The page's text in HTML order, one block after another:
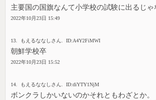
主要国の国旗なんて小学校の試験に出るじゃ
2022年10月23日 15:49
13. もえるななしさん. ID:A4Y2FiMWI
朝鮮学校卒
2022年10月23日 15:52
14. もえるななしさん. ID:diYTY1NjM
ボンクラしかいないのかそれともわざとか。